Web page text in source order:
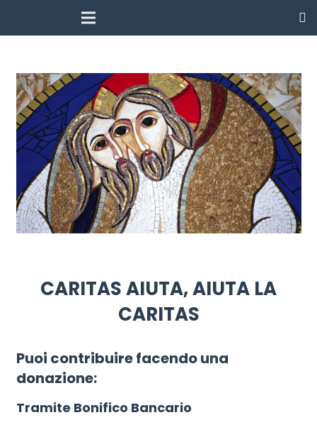
CARITAS AIUTA, AIUTA LA
CARITAS
Puoi contribuire facendo una
donazione:
Tramite Bonifico Bancario